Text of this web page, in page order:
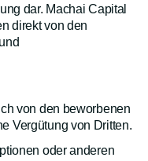
dar. Machai Capital
direkt von den
von den beworbenen
Vergütung von Dritten.
oder anderen